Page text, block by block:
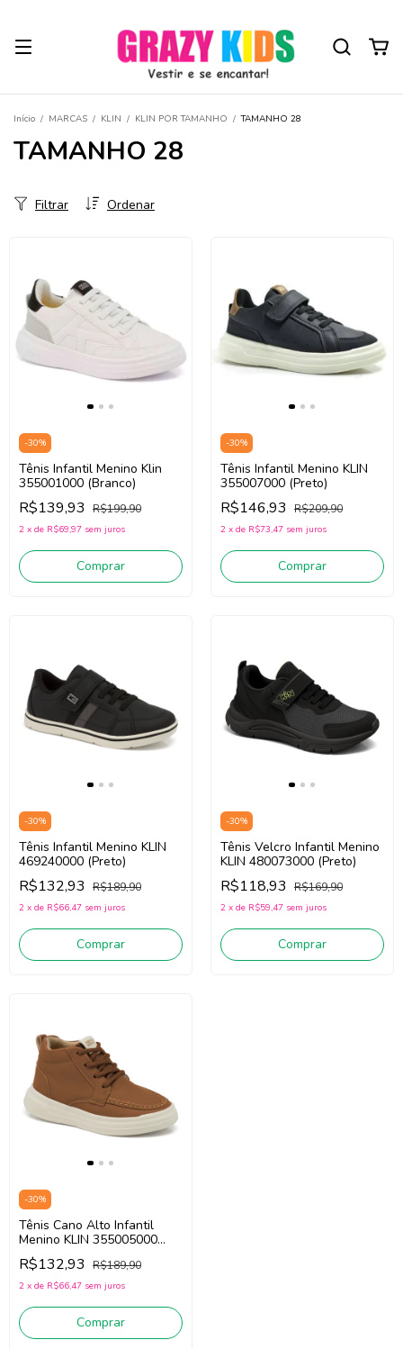
Início / MARCAS / KLIN / KLIN POR TAMANHO / TAMANHO 28
TAMANHO 28
Ordenar
Filtrar
-30%
Tênis Infantil Menino Klin
355001000 (Branco)
R$139,93 R$199,90
2 x de R$69,97 sem juros
Comprar
-30%
Tênis Infantil Menino KLIN
355007000 (Preto)
R$146,93 R$209,90
2 x de R$73,47 sem juros
Comprar
-30%
Tênis Infantil Menino KLIN
469240000 (Preto)
R$132,93 R$189,90
2 x de R$66,47 sem juros
Comprar
-30%
Tênis Velcro Infantil Menino
KLIN 480073000 (Preto)
R$118,93 R$169,90
2 x de R$59,47 sem juros
Comprar
-30%
Tênis Cano Alto Infantil
Menino KLIN 355005000
(Caramelo / Off White)
R$132,93 R$189,90
2 x de R$66,47 sem juros
Comprar